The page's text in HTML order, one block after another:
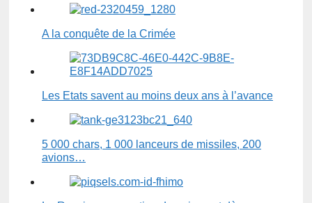
A la conquête de la Crimée
Les Etats savent au moins deux ans à l’avance
5 000 chars, 1 000 lanceurs de missiles, 200
avions…